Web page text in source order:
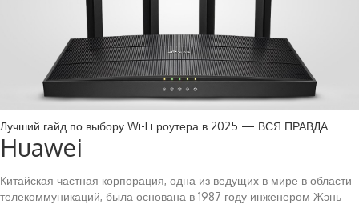
Лучший гайд по выбору Wi-Fi роутера в 2025 — ВСЯ ПРАВДА
Huawei
Китайская частная корпорация, одна из ведущих в мире в области
телекоммуникаций, была основана в 1987 году инженером Жэнь